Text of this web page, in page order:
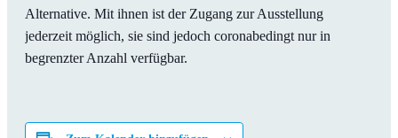
Alternative. Mit ihnen ist der Zugang zur Ausstellung
jederzeit möglich, sie sind jedoch coronabedingt nur in
begrenzter Anzahl verfügbar.